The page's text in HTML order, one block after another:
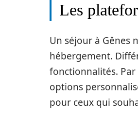
Les
Un séjour à Gênes
hébergement.
fonctionnalités. Par
options
pour ceux qui